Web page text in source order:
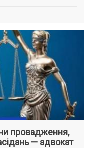
провадження,
— адвокат